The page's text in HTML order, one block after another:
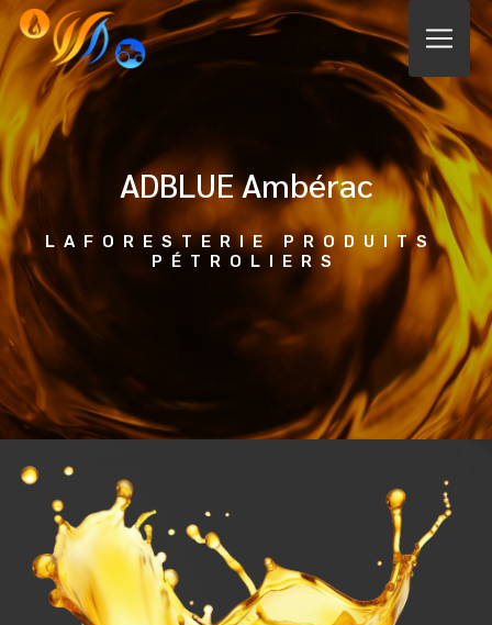
ADBLUE Ambérac
LAFORESTERIE PRODUITS
PÉTROLIERS
Panneau de gestion des cookies